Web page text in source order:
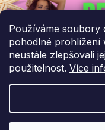
Používáme soubory
pohodlné prohlížení
neustále zlepšovali
použitelnost. Více
Budeme vám posílat